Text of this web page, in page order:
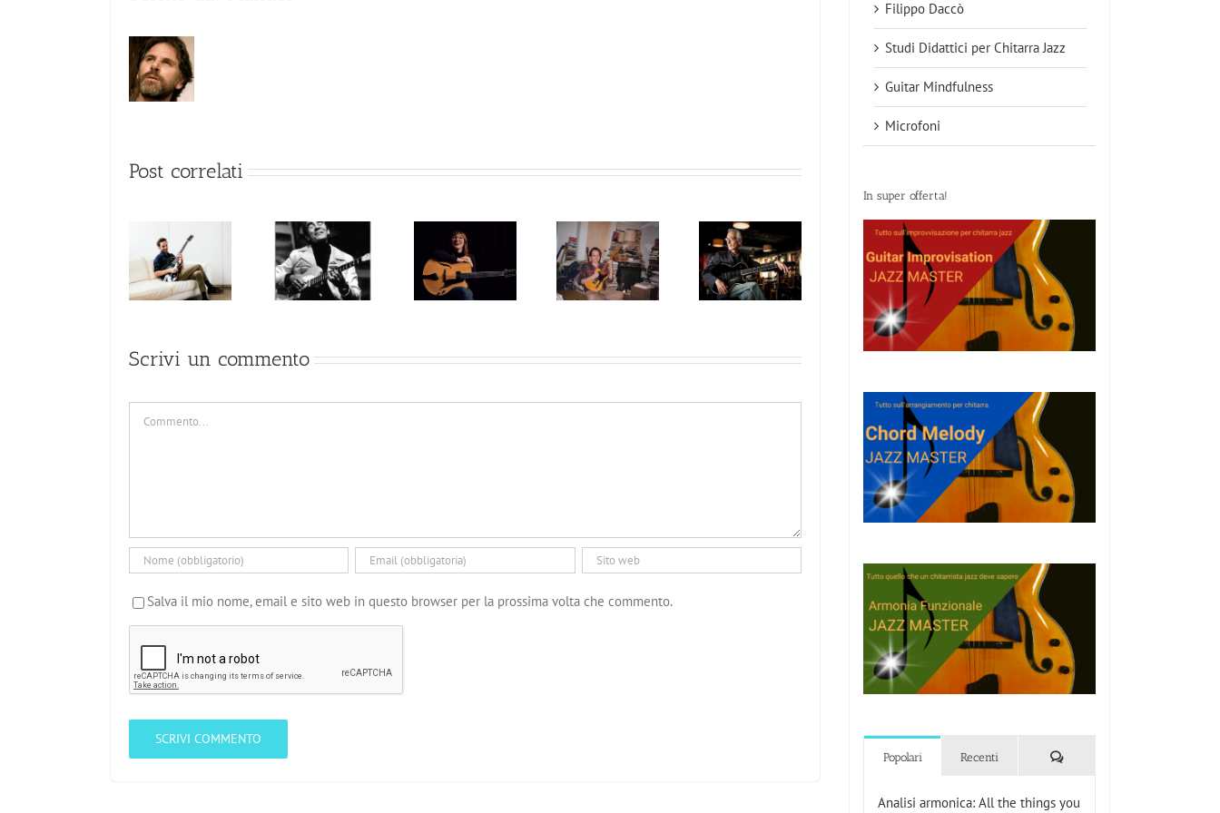
Post correlati
Ed Bickert, il
leader che
Jocelyn Gould,
il nuovo
Ted Greene, il
Pat Martino, il
chitarrista
Julian Lage, lo
Ed Bickert, il
leader che
non amava i
riflettori
Jocelyn Gould,
il nuovo
sorriso nella
chitarra jazz
Scrivi un commento
Salva il mio nome, email e sito web in questo browser per la prossima volta che commento.
Filippo Daccò
Studi Didattici per Chitarra Jazz
Guitar Mindfulness
Microfoni
In super offerta!
Popolari Recenti Commenti
Analisi armonica: All the things you